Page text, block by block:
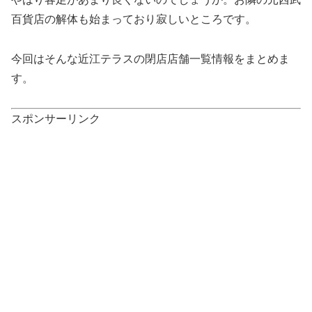
百貨店の解体も始まっており寂しいところです。
今回はそんな近江テラスの閉店店舗一覧情報をまとめま
す。
スポンサーリンク